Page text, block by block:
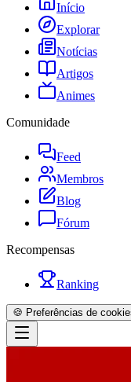
Início
Explorar
Notícias
Artigos
Animes
Comunidade
Feed
Membros
Blog
Fórum
Recompensas
Ranking
🍪 Preferências de